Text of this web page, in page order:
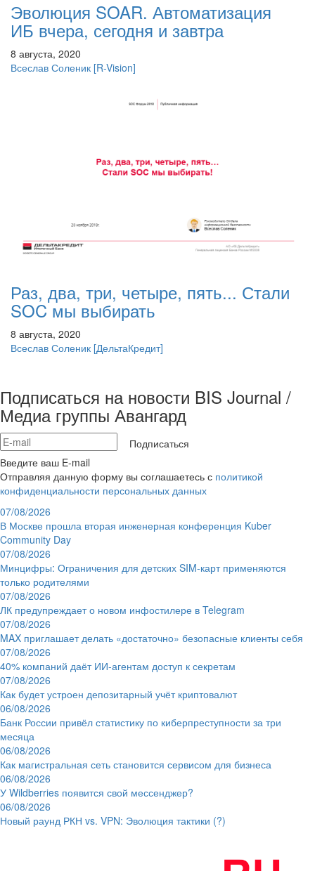
Эволюция SOAR. Автоматизация
ИБ вчера, сегодня и завтра
8 августа, 2020
Всеслав Соленик [R-Vision]
Раз, два, три, четыре, пять... Стали
SOC мы выбирать
8 августа, 2020
Всеслав Соленик [ДельтаКредит]
Подписаться на новости BIS Journal /
Медиа группы Авангард
Подписаться
Введите ваш E-mail
Отправляя данную форму вы соглашаетесь с политикой
конфиденциальности персональных данных
07/08/2026
В Москве прошла вторая инженерная конференция Kuber
Community Day
07/08/2026
Минцифры: Ограничения для детских SIM-карт применяются
только родителями
07/08/2026
ЛК предупреждает о новом инфостилере в Telegram
07/08/2026
MAX приглашает делать «достаточно» безопасные клиенты себя
07/08/2026
40% компаний даёт ИИ‑агентам доступ к секретам
07/08/2026
Как будет устроен депозитарный учёт криптовалют
06/08/2026
Банк России привёл статистику по киберпреступности за три
месяца
06/08/2026
Как магистральная сеть становится сервисом для бизнеса
06/08/2026
У Wildberries появится свой мессенджер?
06/08/2026
Новый раунд РКН vs. VPN: Эволюция тактики (?)